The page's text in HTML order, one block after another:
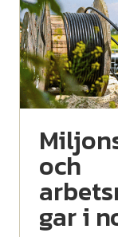
och
gar i